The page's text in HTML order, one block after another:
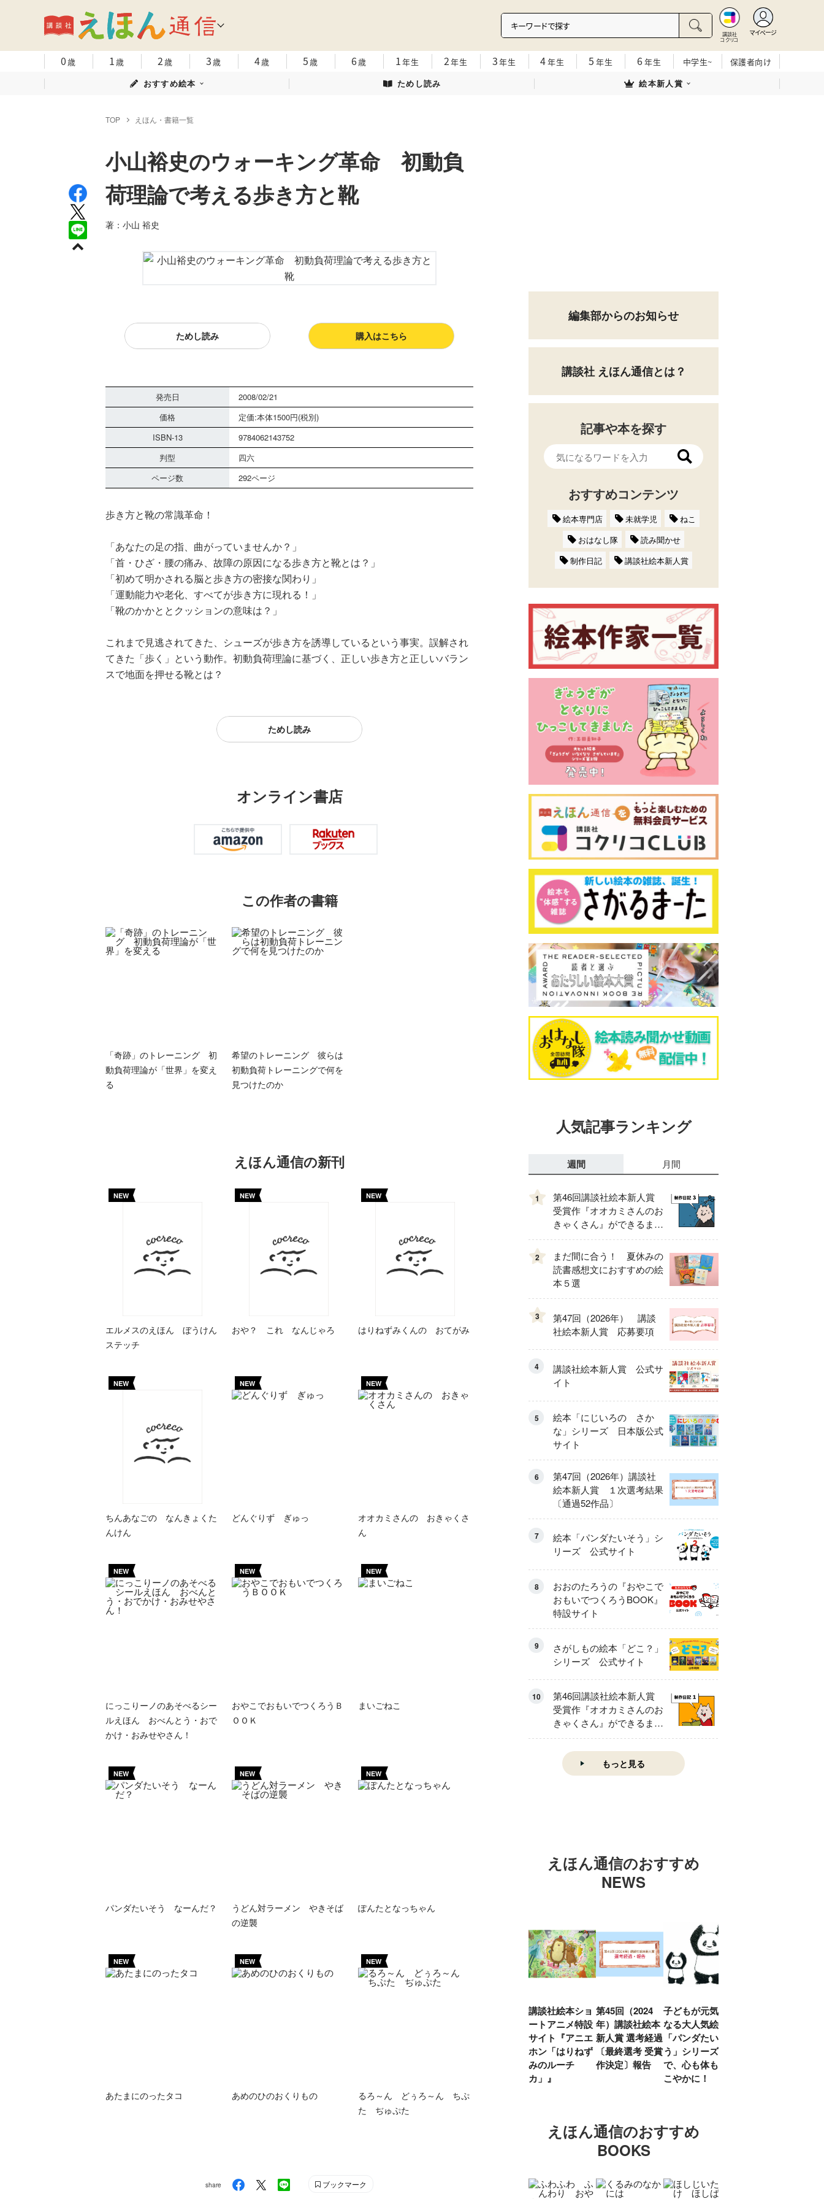
講談社
コクリコ
マイページ
0歳 1歳 2歳 3歳 4歳 5歳 6歳 1年生 2年生 3年生 4年生 5 年生 6 年生 中学生~
保護者向け
おすすめ絵本
ためし読み 絵本新人賞
TOP えほん・書籍一覧
小山裕史のウォーキング革命 初動負
荷理論で考える歩き方と靴
著：小山 裕史
ためし読み 購入はこちら
発売日
2008/02/21
価格
定価:本体1500円(税別)
ISBN-13
9784062143752
判型
四六
ページ数
292ページ
歩き方と靴の常識革命！
「あなたの足の指、曲がっていませんか？」
「首・ひざ・腰の痛み、故障の原因になる歩き方と靴とは？」
「初めて明かされる脳と歩き方の密接な関わり」
「運動能力や老化、すべてが歩き方に現れる！」
「靴のかかととクッションの意味は？」
これまで見逃されてきた、シューズが歩き方を誘導しているという事実。誤解され
てきた「歩く」という動作。初動負荷理論に基づく、正しい歩き方と正しいバラン
スで地面を押せる靴とは？
ためし読み
オンライン書店
この作者の書籍
「奇跡」のトレーニング 初
動負荷理論が「世界」を変え
る
希望のトレーニング 彼らは
初動負荷トレーニングで何を
見つけたのか
えほん通信の新刊
NEW
エルメスのえほん ぼうけん
ステッチ
NEW
おや？ これ なんじゃろ
NEW
はりねずみくんの おてがみ
NEW
ちんあなごの なんきょくた
んけん
NEW
どんぐりず ぎゅっ
NEW
オオカミさんの おきゃくさ
ん
NEW
にっこりーノのあそべるシー
ルえほん おべんとう・おで
かけ・おみせやさん！
NEW
おやこでおもいでつくろうＢ
ＯＯＫ
NEW
まいごねこ
NEW
パンダたいそう なーんだ？
NEW
うどん対ラーメン やきそば
の逆襲
NEW
ぽんたとなっちゃん
NEW
あたまにのったタコ
NEW
あめのひのおくりもの
NEW
るろ～ん どぅろ～ん ちぷ
た ぢゅぷた
share ブックマーク
編集部からのお知らせ
講談社 えほん通信とは？
記事や本を探す
おすすめコンテンツ
絵本専門店 未就学児
ねこ
おはなし隊
読み聞かせ
制作日記
講談社絵本新人賞
人気記事ランキング
週間 月間
1
第46回講談社絵本新人賞
受賞作『オオカミさんのお
きゃくさん』ができるまで
③
2
まだ間に合う！ 夏休みの
読書感想文におすすめの絵
本５選
3
第47回（2026年） 講談
社絵本新人賞 応募要項
4
講談社絵本新人賞 公式サ
イト
5
絵本「にじいろの さか
な」シリーズ 日本版公式
サイト
6
第47回（2026年）講談社
絵本新人賞 １次選考結果
〔通過52作品〕
7
絵本「パンダたいそう」シ
リーズ 公式サイト
8
おおのたろうの『おやこで
おもいでつくろうBOOK』
特設サイト
9
さがしもの絵本「どこ？」
シリーズ 公式サイト
10
第46回講談社絵本新人賞
受賞作『オオカミさんのお
きゃくさん』ができるまで
①
もっと見る
えほん通信のおすすめ
NEWS
講談社絵本ショ
ートアニメ特設
サイト『アニエ
ホン「はりねず
みのルーチ
カ」』
第45回（2024
年）講談社絵本
新人賞 選考経過
〔最終選考 受賞
作決定〕報告
子どもが元気に
なる大人気絵本
「パンダたいそ
う」シリーズ
で、心も体もす
こやかに！
えほん通信のおすすめ
BOOKS